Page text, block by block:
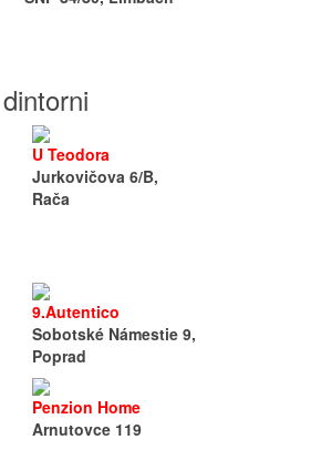
U Teodora
Jurkovičova 6/B,
Rača
9.Autentico
Sobotské Námestie 9,
Poprad
Penzion Home
Arnutovce 119